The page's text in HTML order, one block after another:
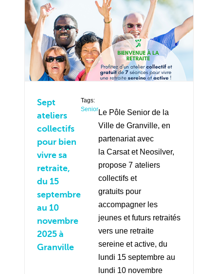
Sept
ateliers
collectifs
pour bien
vivre sa
retraite,
du 15
septembre
au 10
novembre
2025 à
Granville
Tags:
Senior Le Pôle Senior de la
Ville de Granville, en
partenariat avec
la Carsat et Neosilver,
propose 7 ateliers
collectifs et
gratuits pour
accompagner les
jeunes et futurs retraités
vers une retraite
sereine et active, du
lundi 15 septembre au
lundi 10 novembre